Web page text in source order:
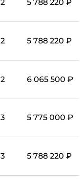
5 788 220 ₽
5 788 220 ₽
6 065 500 ₽
5 775 000 ₽
5 788 220 ₽